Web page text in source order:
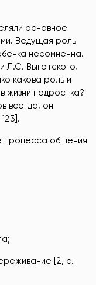
основное
Ведущая роль
несомненна.
Л.С. Выготского,
какова роль и
жизни подростка?
всегда, он
общения
[2, с.